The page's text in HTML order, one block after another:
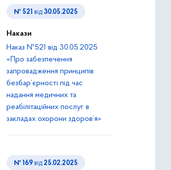
№ 521 від 30.05.2025
Накази
Наказ №521 від 30.05.2025
«Про забезпечення
запровадження принципів
безбар’єрності під час
надання медичних та
реабілітаційних послуг в
закладах охорони здоров’я»
№ 169 від 25.02.2025